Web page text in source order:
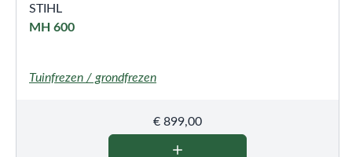
STIHL
MH 600
Tuinfrezen / grondfrezen
€ 899,00